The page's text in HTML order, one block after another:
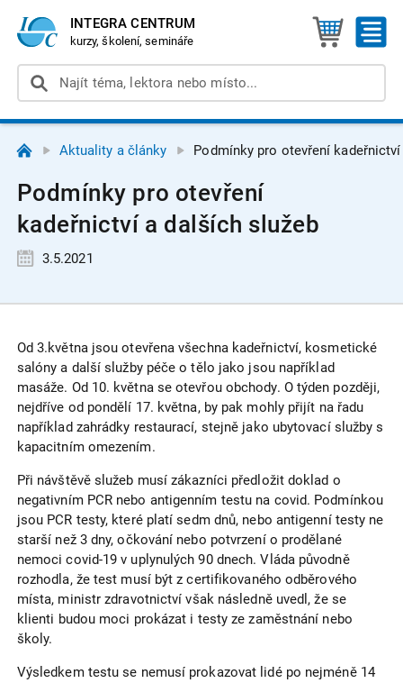
INTEGRA CENTRUM
kurzy, školení, semináře
Aktuality a články Podmínky pro otevření
Podmínky pro otevření
kadeřnictví a dalších služeb
3.5.2021
Od 3.května jsou otevřena všechna kadeřnictví, kosmetické
salóny a další služby péče o tělo jako jsou například
masáže. Od 10. května se otevřou obchody. O týden později,
nejdříve od pondělí 17. května, by pak mohly přijít na řadu
například zahrádky restaurací, stejně jako ubytovací služby s
kapacitním omezením.
Při návštěvě služeb musí zákazníci předložit doklad o
negativním PCR nebo antigenním testu na covid. Podmínkou
jsou PCR testy, které platí sedm dnů, nebo antigenní testy ne
starší než 3 dny, očkování nebo potvrzení o prodělané
nemoci covid-19 v uplynulých 90 dnech. Vláda původně
rozhodla, že test musí být z certifikovaného odběrového
místa, ministr zdravotnictví však následně uvedl, že se
klienti budou moci prokázat i testy ze zaměstnání nebo
školy.
Výsledkem testu se nemusí prokazovat lidé po nejméně 14